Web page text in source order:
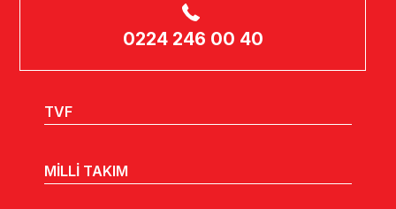
0224 246 00 40
TVF
MİLLİ TAKIM